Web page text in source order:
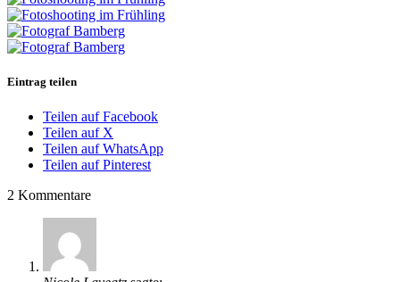
Eintrag teilen
Teilen auf Facebook
Teilen auf X
Teilen auf WhatsApp
Teilen auf Pinterest
2 Kommentare